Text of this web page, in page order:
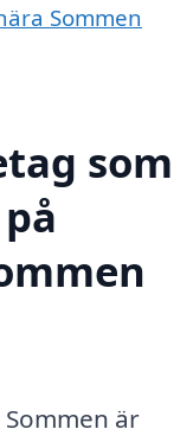
Sommen
som
är